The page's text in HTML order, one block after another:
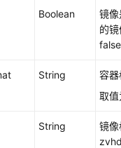
Boolean
镜
的
false
String
容器
取值
String
镜